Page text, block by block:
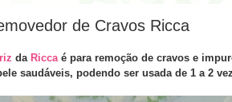
de Cravos Ricca
da Riccaé para remoção de cravos e
saudáveis, podendo ser usada de 1 a 2